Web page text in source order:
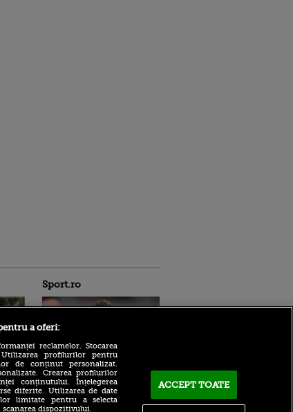
din
Sport.ro
Rayo Vallecano a luat
decizia în cazul lui Andrei
Rațiu
a oferi:
reclamelor. Stocarea
profilurilor pentru
de conținut personalizat.
Crearea profilurilor
conținutului. Înțelegerea
diferite. Utilizarea de date
limitate pentru a selecta
dispozitivului.
ACCEPT TOATE